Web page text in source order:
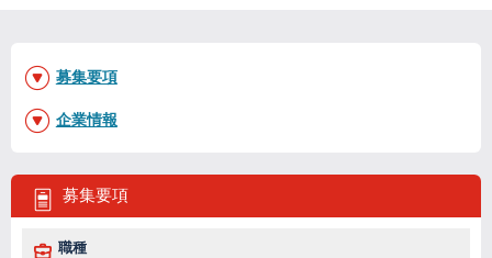
募集要項
職種
募集要項
企業情報